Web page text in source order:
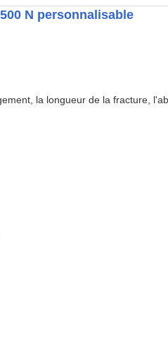
N personnalisable
la longueur de la fracture,